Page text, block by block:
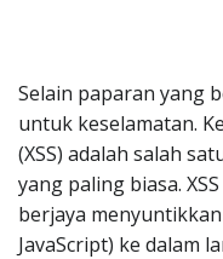
Selain paparan yang
untuk keselamatan.
(XSS) adalah salah
yang paling biasa.
berjaya
JavaScript) ke dalam